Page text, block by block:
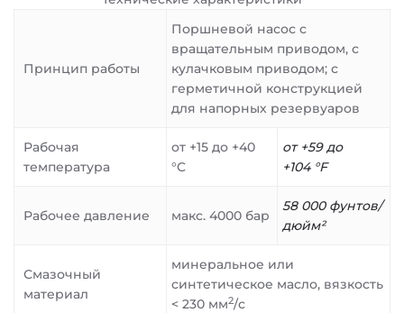
Принцип работы
Поршневой насос с
вращательным приводом, с
кулачковым приводом; с
герметичной конструкцией
для напорных резервуаров
Рабочая
температура
от +15 до +40
°C
от +59 до
+104 °F
Рабочее давление макс. 4000 бар
58 000 фунтов/
дюйм²
Смазочный
материал
минеральное или
синтетическое масло, вязкость
< 230 мм2/с